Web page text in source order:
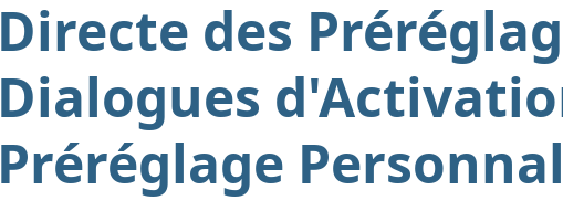
Directe des
Dialogues
Préréglage